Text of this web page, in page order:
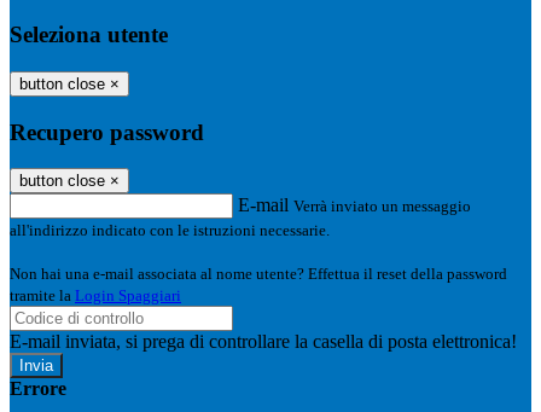
Seleziona utente
button close ×
Recupero password
button close ×
E-mail Verrà inviato un messaggio
all'indirizzo indicato con le istruzioni necessarie.
Non hai una e-mail associata al nome utente? Effettua il reset della password
tramite la Login Spaggiari
E-mail inviata, si prega di controllare la casella di posta elettronica!
Errore